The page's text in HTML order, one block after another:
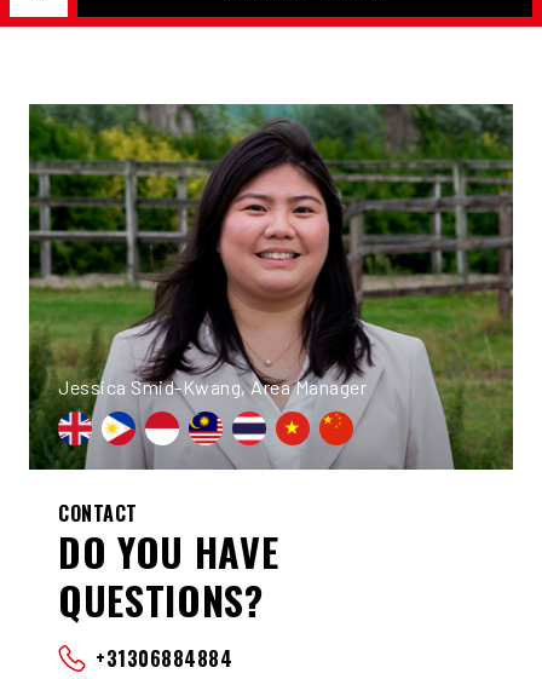
Jessica Smid-Kwang, Area Manager
CONTACT
DO YOU HAVE
QUESTIONS?
+31306884884